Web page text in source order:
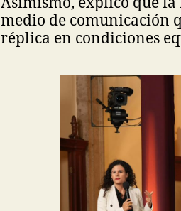
medio de comunicación
réplica en condiciones